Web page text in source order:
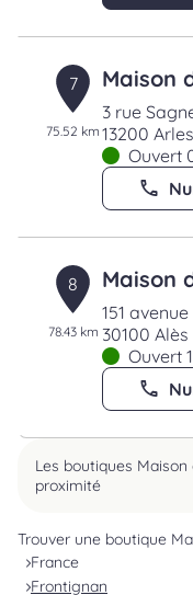
7
75.52 km
Maison
3 rue
13200 Arles
Ouvert
8
78.43 km
Maison
151
30100 Alès
Ouvert
Les boutiques
proximité
Trouver une boutique
France
Frontignan